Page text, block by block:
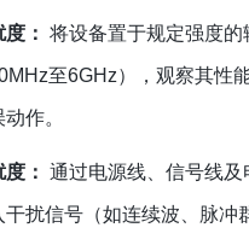
： 将设备置于规定强度的
至6GHz），观察其性
作。
： 通过电源线、信号线及
扰信号（如连续波、脉冲